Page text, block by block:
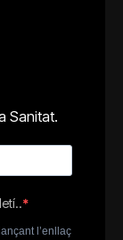
Sanitat.
l’enllaç